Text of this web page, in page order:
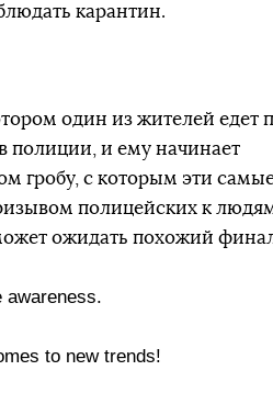
карантин.
один из жителей едет
полиции, и ему начинает
гробу, с которым эти
полицейских к
ожидать похожий
to new trends!